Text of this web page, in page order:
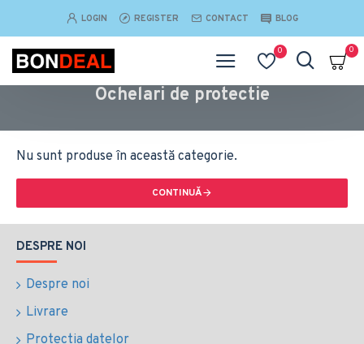
LOGIN REGISTER CONTACT BLOG
0 0
Ochelari de protectie
Nu sunt produse în această categorie.
CONTINUĂ
DESPRE NOI
Despre noi
Livrare
Protectia datelor